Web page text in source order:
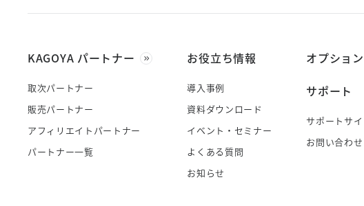
KAGOYA パートナー
取次パートナー
販売パートナー
アフィリエイトパートナー
パートナー一覧
お役立ち情報
導入事例
資料ダウンロード
イベント・セミナー
よくある質問
お知らせ
オプショ
サポート
サポートサイ
お問い合わせ